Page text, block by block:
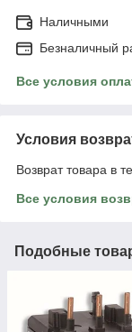
Наличными
Безналичный
Все условия
Условия
Возврат товара в
Все условия
Подобные